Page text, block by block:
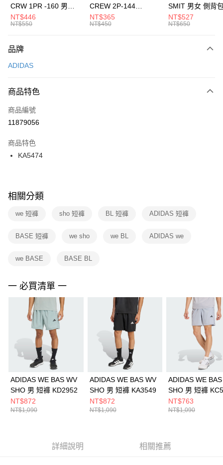
元大商業銀行
台灣樂天信用卡公司
全盈+PAY
AFTEE先享後付
【關於「AFTEE先享後付」】
便利好安心！
３．安心：先確認商品／服務後，再付款。
【「AFTEE先享後付」結帳流程】
１．於結帳方式選擇「AFTEE先享後付」後，將跳轉至「AFTEE先享後付」
２．訂單成立數日內，您將收到繳費通知簡訊。
３．收到繳費通知簡訊後14天內，點擊此簡訊中的連結，可透過四大超商／
ATM／網路銀行／等多元方式進行付款，方視為交易完成。
※ 交易是否成功請以「AFTEE先享後付 」之結帳頁面顯示為準，若有關於
是否繳費成功／繳費後需取消欲退款等相關疑問，請聯繫「AFTEE先享後付
客戶支援中心」
https://netprotections.freshdesk.com/support/home
１．透過由恩沛科技股份有限公司提供之「AFTEE先享後付」服務完成之交
權轉讓予恩沛科技股份有限公司。
３．未成年的使用者請事先徵得法定代理人或監護人之同意方可使用
「AFTEE先享後付」，若未經同意申辦者引起之損失，本公司不負相關責
４．使用「AFTEE先享後付」時，將依據個別帳號之用戶狀況，依本公司即
時審查核予不同之上限額度；若仍有額度不足之情形，本公司將視審查結果
請求用戶進行身份認證。
５．嚴禁一人註冊多個帳號或使用他人資訊註冊。若發現惡意使用之情形，
恩沛科技股份有限公司將有權停止該用戶之使用額度並採取法律行動。
運送方式
每筆NT$100，滿NT$1,500(含以上)免運費
宅配
每筆NT$100，滿NT$1,500(含以上)免運費
付款後門市自取
每筆NT$100，滿NT$1,500(含以上)免運費
CRW 1PR -160 男女
中統襪 FZ3393100
NT$446
NT$550
CREW 2P-144
EMBRDY 男女 短統襪
FZ3073133
NT$365
NT$450
SMIT 男女 側背
BA5871010
NT$527
NT$650
品牌
ADIDAS
商品特色
商品編號
11879056
商品特色
KA5474
相關分類
we 短褲 sho 短褲 BL 短褲 ADIDAS 短褲
BASE 短褲 we sho we BL ADIDAS we
we BASE BASE BL
一 必買清單 一
ADIDAS WE BAS WV
SHO 男 短褲 KD2952
NT$872
NT$1,090
ADIDAS WE BAS WV
SHO 男 短褲 KA3549
NT$872
NT$1,090
ADIDAS WE
SHO 男 短褲
NT$763
NT$1,090
詳細說明 相關推薦